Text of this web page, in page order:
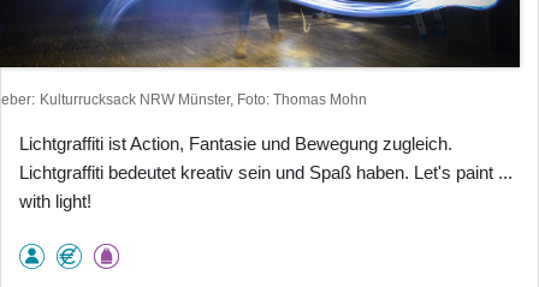
Kulturrucksack NRW Münster, Foto: Thomas Mohn
Lichtgraffiti ist Action, Fantasie und Bewegung zugleich.
Lichtgraffiti bedeutet kreativ sein und Spaß haben. Let's paint ...
with light!